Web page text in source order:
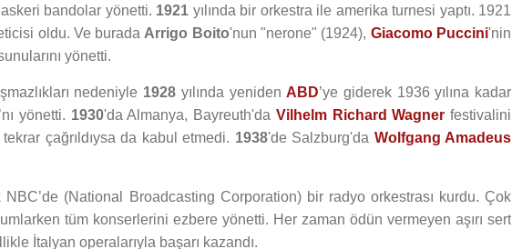
bandolar yönetti. 1921 yılında bir orkestra ile amerika turnesi yaptı. 1921
oldu. Ve burada Arrigo Boito'nun "nerone" (1924), Giacomo Puccini'nin
yönetti.
nedeniyle 1928 yılında yenidenABD’ye giderek 1936 yılına kadar
’nı yönetti. 1930'da Almanya, Bayreuth'da Vilhelm Richard Wagner festivalini
çağrıldıysa da kabul etmedi. 1938'de Salzburg'da Wolfgang Amadeus
NBC’de (National Broadcasting Corporation) bir radyo orkestrası kurdu. Çok
tüm konserlerini ezbere yönetti. Her zaman ödün vermeyen aşırı sert
İtalyan operalarıyla başarı kazandı.